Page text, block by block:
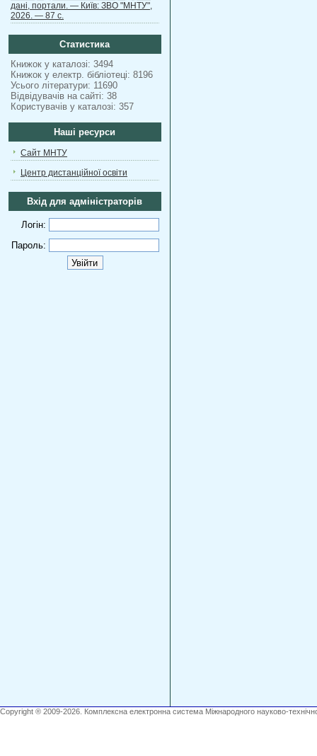
дані, портали. — Київ: ЗВО "МНТУ",
2026. — 87 с.
Статистика
Книжок у каталозі: 3494
Книжок у електр. бібліотеці: 8196
Усього літератури: 11690
Відвідувачів на сайті: 38
Користувачів у каталозі: 357
Наші ресурси
Сайт МНТУ
Центр дистанційної освіти
Вхід для адміністраторів
Логін:
Пароль:
Copyright ® 2009-2026. Комплексна електронна система Міжнародного науково-